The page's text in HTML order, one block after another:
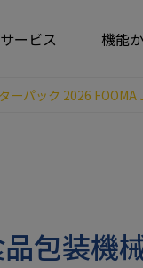
サービス 機能
ーパック 2026
品包装